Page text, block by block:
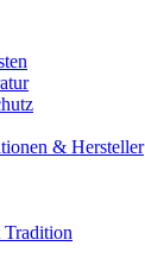
& Hersteller